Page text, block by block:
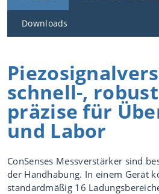
Kompetenzen
Erfolgsfaktor
IoT
Stundenglas
Downloads
schnell-,
präzise für
und Labor
ConSenses Messverstärker sind
der Handhabung. In einem Gerät
standardmäßig 16